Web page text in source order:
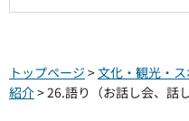
トップページ >文化・観光・
紹介> 26.語り（お話し会、話し